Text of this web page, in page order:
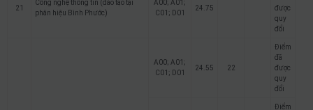
21
Công nghệ thông tin (đào tạo tại
phân hiệu Bình Phước)
A00; A01;
C01; D01
24.75
được
quy
đổi
A00; A01;
C01; D01
24.55 22
Điểm
đã
được
quy
đổi
Điểm